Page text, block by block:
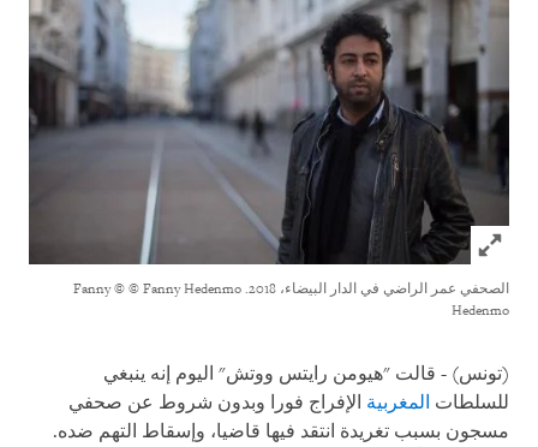
Click to expand Image
الصحفي عمر الراضي في الدار البيضاء، 2018 .
© Fanny Hedenmo
© Fanny
Hedenmo
(تونس) - قالت "هيومن رايتس ووتش" اليوم إنه ينبغي
للسلطات المغربية الإفراج فورا وبدون شروط عن صحفي
مسجون بسبب تغريدة انتقد فيها قاضيا، وإسقاط التهم ضده.